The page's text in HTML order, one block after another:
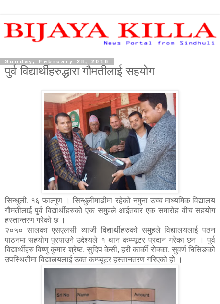
Sunday, February 28, 2016
पुर्व विद्यार्थीहरुद्धारा गौमतीलाई सहयोग
सिन्धुली, १६ फाल्गुण । सिन्धुलीमाढीमा रहेको नमुना उच्च माध्यमिक विद्यालय
गौमतीलाई पुर्व विद्यार्थीहरुकाे एक समुहले आईतबार एक समारोह वीच सहयोग
हस्तान्तरण गरेकाे छ ।
२०५० सालका एसएलसी व्याजी विद्यार्थीहरुको समुहले विद्यालयलाई पठन
पाठनमा सहयोग पुरयाउने उदेश्यले १ थान कम्प्यूटर प्रदान गरेका छन । पुर्व
विद्यार्थीहरु विष्णु कुमार श्रेष्ठ, सुदिप केसी, हरी कार्की रोक्का, सुवर्ण घिसिङको
उपस्थितीमा विद्यालयलाई उक्त कम्प्यूटर हस्तानतरण गरिएको हो ।